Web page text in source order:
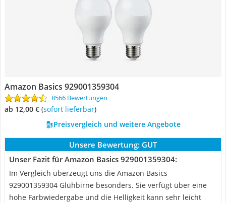
Amazon Basics 929001359304
8566 Bewertungen
ab 12,00 € ( Sofort lieferbar)
Preisvergleich und weitere Angebote
Unsere Bewertung: GUT
Unser Fazit für Amazon Basics 929001359304:
Im Vergleich überzeugt uns die Amazon Basics
929001359304 Glühbirne besonders. Sie verfügt über eine
hohe Farbwiedergabe und die Helligkeit kann sehr leicht